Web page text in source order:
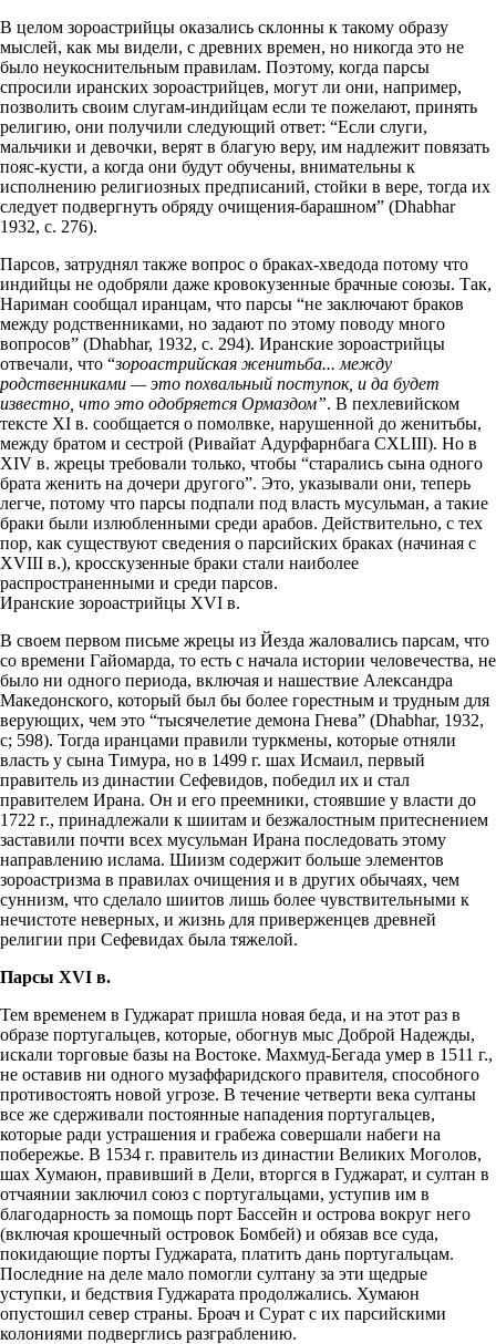
В целом зороастрийцы оказались склонны к такому образу
мыслей, как мы видели, с древних времен, но никогда это не
было неукоснительным правилам. Поэтому, когда парсы
спросили иранских зороастрийцев, могут ли они, например,
позволить своим слугам-индийцам если те пожелают, принять
религию, они получили следующий ответ: “Если слуги,
мальчики и девочки, верят в благую веру, им надлежит повязать
пояс-кусти, а когда они будут обучены, внимательны к
исполнению религиозных предписаний, стойки в вере, тогда их
следует подвергнуть обряду очищения-барашном” (Dhabhar
1932, с. 276).
Парсов, затруднял также вопрос о браках-хведода потому что
индийцы не одобряли даже кровокузенные брачные союзы. Так,
Нариман сообщал иранцам, что парсы “не заключают браков
между родственниками, но задают по этому поводу много
вопросов” (Dhabhar, 1932, с. 294). Иранские зороастрийцы
отвечали, что “зороастрийская женитьба... между
родственниками — это похвальный поступок, и да будет
известно, что это одобряется Ормаздом”. В пехлевийском
тексте XI в. сообщается о помолвке, нарушенной до женитьбы,
между братом и сестрой (Ривайат Адурфарнбага CXLIII). Но в
XIV в. жрецы требовали только, чтобы “старались сына одного
брата женить на дочери другого”. Это, указывали они, теперь
легче, потому что парсы подпали под власть мусульман, а такие
браки были излюбленными среди арабов. Действительно, с тех
пор, как существуют сведения о парсийских браках (начиная с
XVIII в.), кросскузенные браки стали наиболее
распространенными и среди парсов.
Иранские зороастрийцы XVI в.
В своем первом письме жрецы из Йезда жаловались парсам, что
со времени Гайомарда, то есть с начала истории человечества, не
было ни одного периода, включая и нашествие Александра
Македонского, который был бы более горестным и трудным для
верующих, чем это “тысячелетие демона Гнева” (Dhabhar, 1932,
с; 598). Тогда иранцами правили туркмены, которые отняли
власть у сына Тимура, но в 1499 г. шах Исмаил, первый
правитель из династии Сефевидов, победил их и стал
правителем Ирана. Он и его преемники, стоявшие у власти до
1722 г., принадлежали к шиитам и безжалостным притеснением
заставили почти всех мусульман Ирана последовать этому
направлению ислама. Шиизм содержит больше элементов
зороастризма в правилах очищения и в других обычаях, чем
суннизм, что сделало шиитов лишь более чувствительными к
нечистоте неверных, и жизнь для приверженцев древней
религии при Сефевидах была тяжелой.
Парсы XVI в.
Тем временем в Гуджарат пришла новая беда, и на этот раз в
образе португальцев, которые, обогнув мыс Доброй Надежды,
искали торговые базы на Востоке. Махмуд-Бегада умер в 1511 г.,
не оставив ни одного музаффаридского правителя, способного
противостоять новой угрозе. В течение четверти века султаны
все же сдерживали постоянные нападения португальцев,
которые ради устрашения и грабежа совершали набеги на
побережье. В 1534 г. правитель из династии Великих Моголов,
шах Хумаюн, правивший в Дели, вторгся в Гуджарат, и султан в
отчаянии заключил союз с португальцами, уступив им в
благодарность за помощь порт Бассейн и острова вокруг него
(включая крошечный островок Бомбей) и обязав все суда,
покидающие порты Гуджарата, платить дань португальцам.
Последние на деле мало помогли султану за эти щедрые
уступки, и бедствия Гуджарата продолжались. Хумаюн
опустошил север страны. Броач и Сурат с их парсийскими
колониями подверглись разграблению.